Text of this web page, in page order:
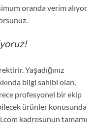
oranda verim alıyor
Yaşadığınız
bilgi sahibi olan,
profesyonel bir ekip
ürünler konusunda
kadrosunun tamamı